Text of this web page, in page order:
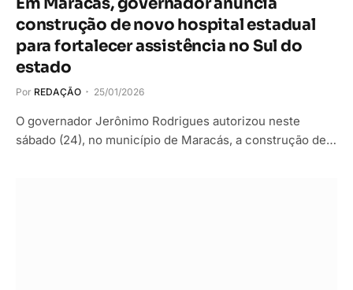
construção de novo hospital estadual
para fortalecer assistência no Sul do
estado
Por REDAÇÃO 25/01/2026
O governador Jerônimo Rodrigues autorizou neste
sábado (24), no município de Maracás, a construção de…